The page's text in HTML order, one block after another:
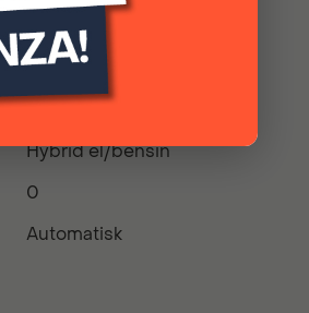
2026
Hybrid el/bensin
0
Automatisk